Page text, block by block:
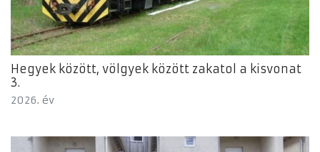
Hegyek között, völgyek között zakatol a kisvonat
3.
2026. év